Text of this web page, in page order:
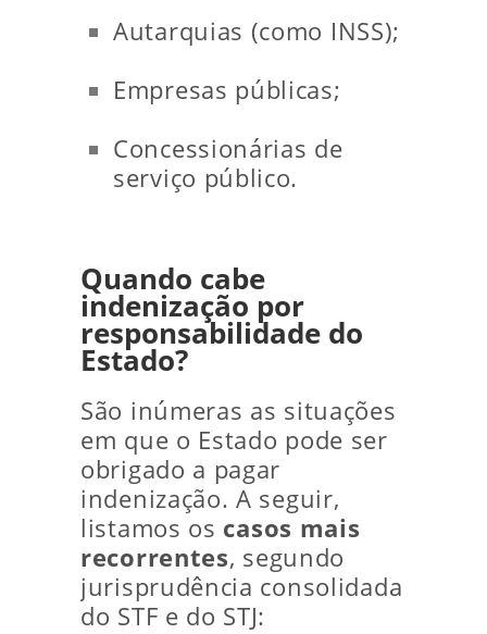
Autarquias (como INSS);
Empresas públicas;
Concessionárias de
serviço público.
Quando cabe
indenização por
responsabilidade do
Estado?
São inúmeras as situações
em que o Estado pode ser
obrigado a pagar
indenização. A seguir,
listamos os casos mais
recorrentes, segundo
jurisprudência consolidada
do STF e do STJ: